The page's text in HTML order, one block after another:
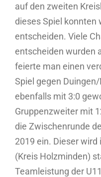
auf den zweiten
dieses Spiel konnten
entscheiden. Viele
entscheiden wurden
feierte man einen
Spiel gegen
ebenfalls mit 3:0
Gruppenzweiter mit
die Zwischenrunde
2019 ein. Dieser wird
(Kreis Holzminden)
Teamleistung der